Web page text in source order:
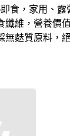
食，家用、露
纖維，營養價
無麩質原料，